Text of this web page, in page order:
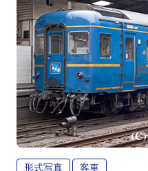
形式写真 客車